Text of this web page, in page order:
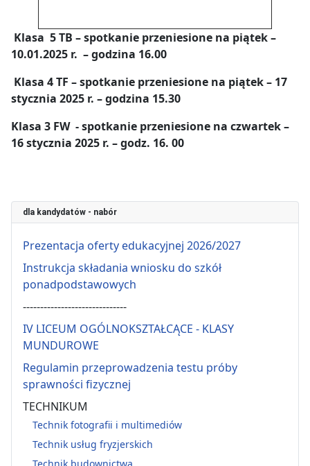
Klasa 5 TB – spotkanie przeniesione na piątek –
10.01.2025 r. – godzina 16.00
Klasa 4 TF – spotkanie przeniesione na piątek – 17
stycznia 2025 r. – godzina 15.30
Klasa 3 FW - spotkanie przeniesione na czwartek –
16 stycznia 2025 r. – godz. 16. 00
dla kandydatów - nabór
Prezentacja oferty edukacyjnej 2026/2027
Instrukcja składania wniosku do szkół
ponadpodstawowych
------------------------------
IV LICEUM OGÓLNOKSZTAŁCĄCE - KLASY
MUNDUROWE
Regulamin przeprowadzenia testu próby
sprawności fizycznej
TECHNIKUM
Technik fotografii i multimediów
Technik usług fryzjerskich
Technik budownictwa